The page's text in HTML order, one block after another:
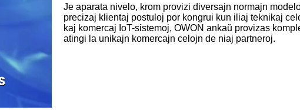
Je aparata nivelo, krom provizi diversajn normajn
precizaj klientaj postuloj por kongrui kun iliaj teknikaj
kaj komercaj IoT-sistemoj, OWON ankaŭ provizas
atingi la unikajn komercajn celojn de niaj partneroj.